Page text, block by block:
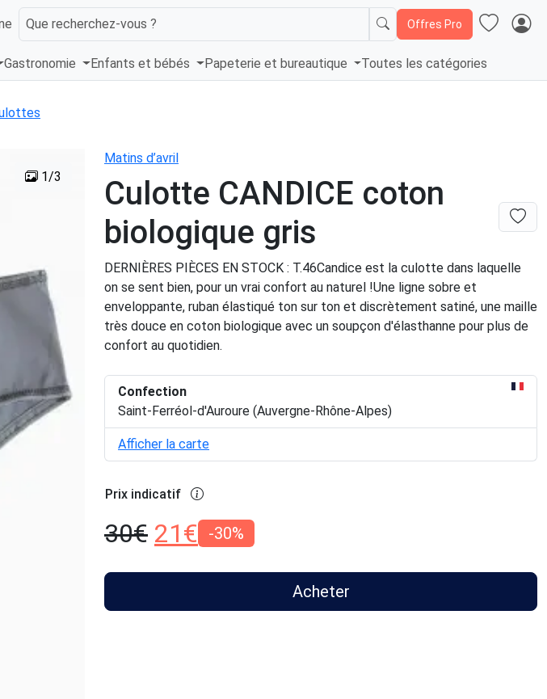
Que recherchez-vous ? Offres Pro
Gastronomie Enfants et bébés Papeterie et bureautique Toutes les catégories
1/3
Matins d’avril
Culotte CANDICE coton
biologique gris
DERNIÈRES PIÈCES EN STOCK : T.46Candice est la culotte dans laquelle
on se sent bien, pour un vrai confort au naturel !Une ligne sobre et
enveloppante, ruban élastiqué ton sur ton et discrètement satiné, une maille
très douce en coton biologique avec un soupçon d'élasthanne pour plus de
confort au quotidien.
Confection
Saint-Ferréol-d'Auroure (Auvergne-Rhône-Alpes)
Afficher la carte
Prix indicatif
30€ 21€ -30%
Acheter